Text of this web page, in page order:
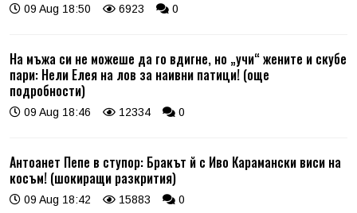
09 Aug 18:50 6923 0
На мъжа си не можеше да го вдигне, но „учи“ жените и скубе
пари: Нели Елея на лов за наивни патици! (още
подробности)
09 Aug 18:46 12334 0
Антоанет Пепе в ступор: Бракът й с Иво Карамански виси на
косъм! (шокиращи разкрития)
09 Aug 18:42 15883 0